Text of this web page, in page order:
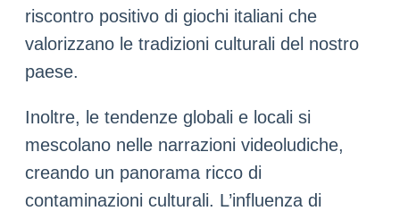
riscontro positivo di giochi italiani che
valorizzano le tradizioni culturali del nostro
paese.
Inoltre, le tendenze globali e locali si
mescolano nelle narrazioni videoludiche,
creando un panorama ricco di
contaminazioni culturali. L’influenza di